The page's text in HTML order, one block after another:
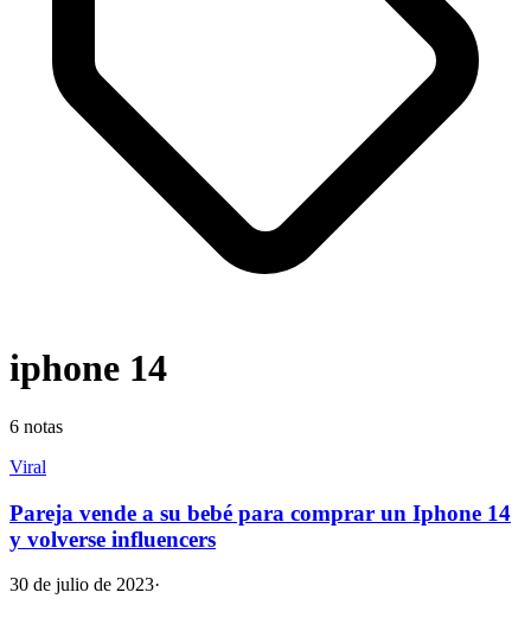
iphone 14
6 notas
Viral
Pareja vende a su bebé para comprar un Iphone 14
y volverse influencers
30 de julio de 2023·